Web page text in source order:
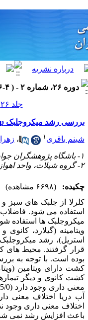
دوره ۲۶، شماره ۲ - ( ۴-۱۳۹۶ )
جلد ۲۶ شماره ۲ صفحات ۱۶۲-۱۵۳
بررسی رشد میکروجلبک Chlorella sp در آب دریا و فاضلاب غیراستریل
شبنم باقری ۱ ،
۱- باشگاه پژوهشگران جوان و نخبگان، واحد اهواز، دانشگاه آزاد اسلامی، اهواز
۲- گروه شیلات، واحد اهواز، دانشگاه آزاد اسلامی، اهواز، ایران
چکیده:
(۶۶۹۸ مشاهده)
کلرلا از جلبک های سبز و
استفاده می شود.
میکروجلبک ها استفاده
ویتامینه (گیلارد، کانوی
استریل)، رشد
قرار گرفتند. محیطهای
بوده است. با توجه به
کشت دارای ویتامین(
کشت کانوی و دیگر
معنیداری وجود دارد (05/0
آب دریا اختلاف معنی
اختلاف معنی داری وجود
باعث افزایش رشد نمی